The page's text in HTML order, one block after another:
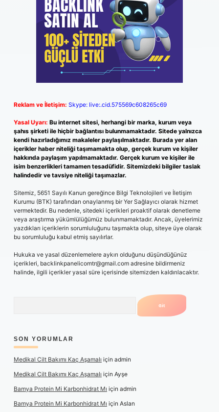
Reklam ve İletişim: Skype: live:.cid.575569c608265c69
Yasal Uyarı: Bu internet sitesi, herhangi bir marka, kurum veya
şahıs şirketi ile hiçbir bağlantısı bulunmamaktadır. Sitede yalnızca
kendi hazırladığımız makaleler paylaşılmaktadır. Burada yer alan
içerikler haber niteliği taşımamakta olup, gerçek kurum ve kişiler
hakkında paylaşım yapılmamaktadır. Gerçek kurum ve kişiler ile
isim benzerlikleri tamamen tesadüfidir. Sitemizdeki bilgiler taslak
halindedir ve tavsiye niteliği taşımazlar.
Sitemiz, 5651 Sayılı Kanun gereğince Bilgi Teknolojileri ve İletişim
Kurumu (BTK) tarafından onaylanmış bir Yer Sağlayıcı olarak hizmet
vermektedir. Bu nedenle, sitedeki içerikleri proaktif olarak denetleme
veya araştırma yükümlülüğümüz bulunmamaktadır. Ancak, üyelerimiz
yazdıkları içeriklerin sorumluluğunu taşımakta olup, siteye üye olarak
bu sorumluluğu kabul etmiş sayılırlar.
Hukuka ve yasal düzenlemelere aykırı olduğunu düşündüğünüz
içerikleri, backlinkpanelicomtr@gmail.com adresine bildirmeniz
halinde, ilgili içerikler yasal süre içerisinde sitemizden kaldırılacaktır.
SON YORUMLAR
Medikal Cilt Bakımı Kaç Aşamalı için admin
Medikal Cilt Bakımı Kaç Aşamalı için Ayşe
Bamya Protein Mi Karbonhidrat Mı için admin
Bamya Protein Mi Karbonhidrat Mı için Aslan